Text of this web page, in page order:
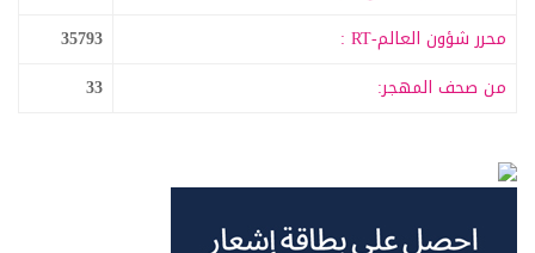
محرر شؤون العالم-RT :
35793
من صحف المهجر:
33